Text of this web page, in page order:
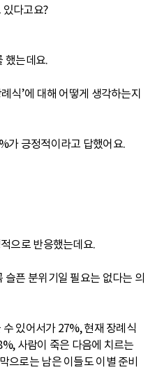
다고요?
했는데요.
식’에 대해 어떻게 생각하는지
가 긍정적이라고 답했어요.
으로 반응했는데요.
픈 분위기일 필요는 없다는 의
있어서가 27%, 현재 장례식
사람이 죽은 다음에 치르는
으로는 남은 이들도 이별 준비